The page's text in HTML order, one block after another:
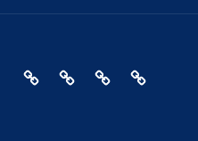
ГлавнаяПолитикаИнформация
Обратная